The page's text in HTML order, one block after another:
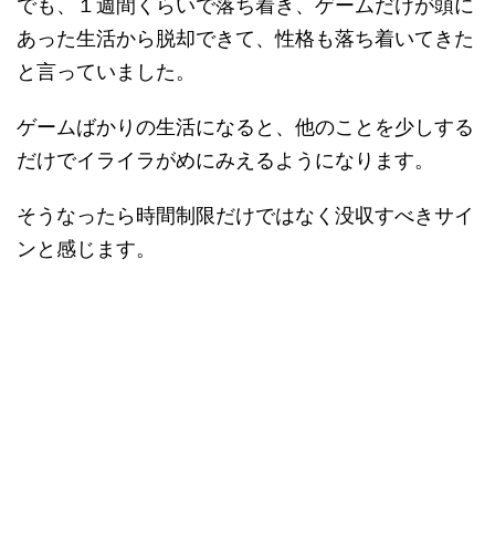
でも、１週間くらいで落ち着き、ゲームだけが頭に
あった生活から脱却できて、性格も落ち着いてきた
と言っていました。
ゲームばかりの生活になると、他のことを少しする
だけでイライラがめにみえるようになります。
そうなったら時間制限だけではなく没収すべきサイ
ンと感じます。